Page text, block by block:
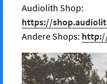
Audiolith Shop:
https://
Andere Shops: